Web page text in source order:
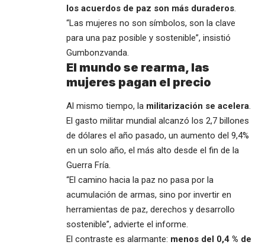
los acuerdos de paz son más duraderos.
“Las mujeres no son símbolos, son la clave
para una paz posible y sostenible”, insistió
Gumbonzvanda.
El mundo se rearma, las
mujeres pagan el precio
Al mismo tiempo, la militarización se acelera.
El gasto militar mundial alcanzó los 2,7 billones
de dólares el año pasado, un aumento del 9,4%
en un solo año, el más alto desde el fin de la
Guerra Fría.
“El camino hacia la paz no pasa por la
acumulación de armas, sino por invertir en
herramientas de paz, derechos y desarrollo
sostenible”, advierte el informe.
El contraste es alarmante: menos del 0,4 % de